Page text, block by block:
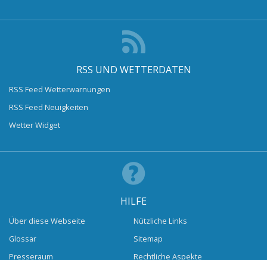
RSS UND WETTERDATEN
RSS Feed Wetterwarnungen
RSS Feed Neuigkeiten
Wetter Widget
HILFE
Über diese Webseite
Glossar
Presseraum
Nützliche Links
Sitemap
Rechtliche Aspekte